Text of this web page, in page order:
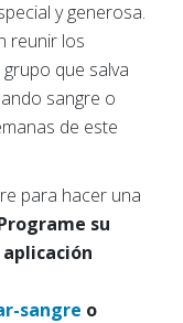
y generosa.
reunir los
que salva
sangre o
de este
para hacer una
su
sangre o